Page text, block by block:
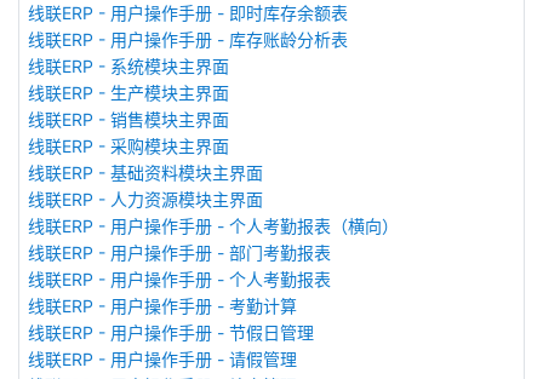
线联ERP - 用户操作手册 - 即时库存余额表
线联ERP - 用户操作手册 - 库存账龄分析表
线联ERP - 系统模块主界面
线联ERP - 生产模块主界面
线联ERP - 销售模块主界面
线联ERP - 采购模块主界面
线联ERP - 基础资料模块主界面
线联ERP - 人力资源模块主界面
线联ERP - 用户操作手册 - 个人考勤报表（横向）
线联ERP - 用户操作手册 - 部门考勤报表
线联ERP - 用户操作手册 - 个人考勤报表
线联ERP - 用户操作手册 - 考勤计算
线联ERP - 用户操作手册 - 节假日管理
线联ERP - 用户操作手册 - 请假管理